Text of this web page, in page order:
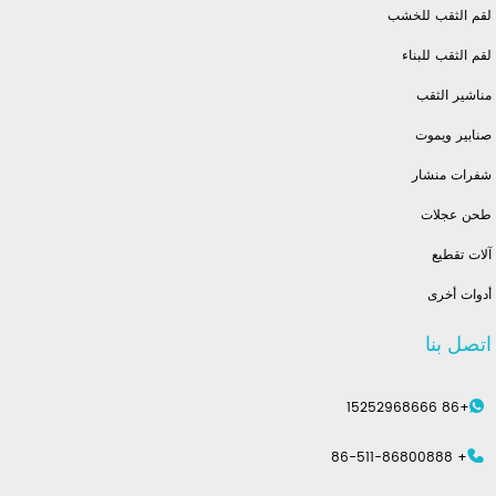
لقم الثقب للخشب
لقم الثقب للبناء
مناشير الثقب
صنابير ويموت
شفرات منشار
طحن عجلات
آلات تقطيع
أدوات أخرى
اتصل بنا
+86 15252968666
+ 86-511-86800888